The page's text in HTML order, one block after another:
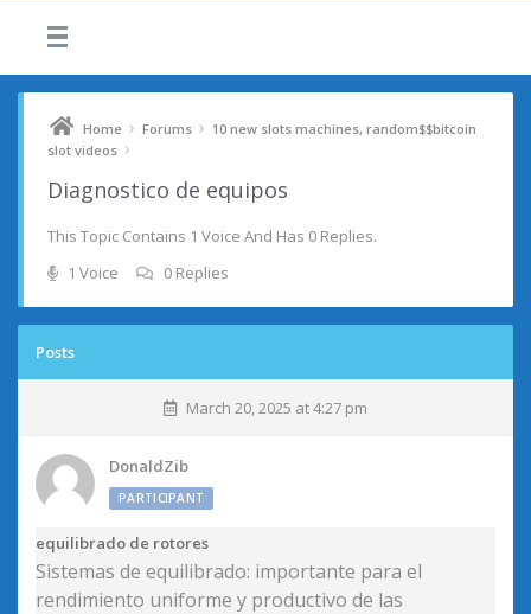
Home › Forums › 10 new slots machines, random$$bitcoin
slot videos ›
Diagnostico de equipos
This Topic Contains 1 Voice And Has 0 Replies.
1 Voice
0 Replies
Posts
March 20, 2025 at 4:27 pm
DonaldZib
PARTICIPANT
equilibrado de rotores
Sistemas de equilibrado: importante para el
rendimiento uniforme y productivo de las